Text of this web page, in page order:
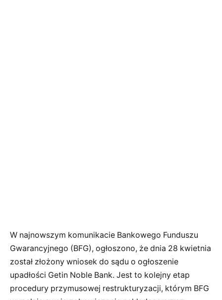
W najnowszym komunikacie Bankowego Funduszu
Gwarancyjnego (BFG), ogłoszono, że dnia 28 kwietnia
został złożony wniosek do sądu o ogłoszenie
upadłości Getin Noble Bank. Jest to kolejny etap
procedury przymusowej restrukturyzacji, którym BFG